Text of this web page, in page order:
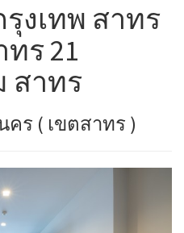
งเทพ สาทร
ร 21
สาทร
ร ( เขตสาทร )